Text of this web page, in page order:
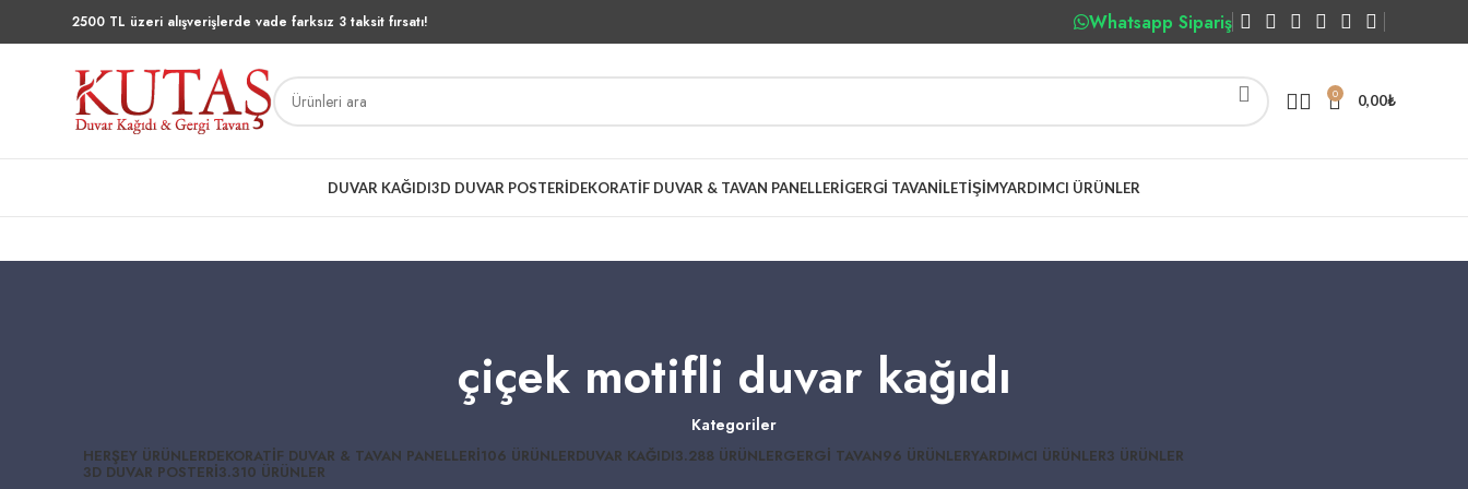
2500 TL üzeri alışverişlerde vade farksız 3 taksit fırsatı! Whatsapp Sipariş
0 0,00₺
DUVAR KAĞIDI3D DUVAR POSTERIDEKORATIF DUVAR & TAVAN PANELLERIGERGI TAVANİLETIŞIMYARDIMCI ÜRÜNLER
çiçek motifli duvar kağıdı
Kategoriler
HERŞEY ÜRÜNLERDEKORATIF DUVAR & TAVAN PANELLERI106 ÜRÜNLERDUVAR KAĞIDI3.288 ÜRÜNLERGERGI TAVAN96 ÜRÜNLERYARDIMCI ÜRÜNLER3 ÜRÜNLER
3D DUVAR POSTERI3.310 ÜRÜNLER